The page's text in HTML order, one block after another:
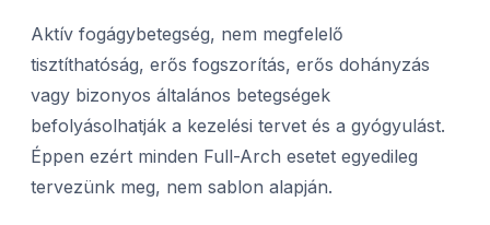
Aktív fogágybetegség, nem megfelelő
tisztíthatóság, erős fogszorítás, erős dohányzás
vagy bizonyos általános betegségek
befolyásolhatják a kezelési tervet és a gyógyulást.
Éppen ezért minden Full-Arch esetet egyedileg
tervezünk meg, nem sablon alapján.